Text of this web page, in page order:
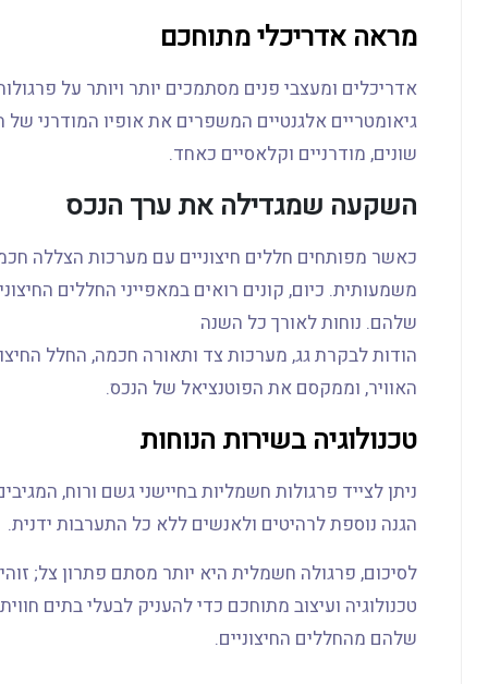
מראה אדריכלי מתוחכם
אדריכלים ומעצבי פנים מסתמכים יותר ויותר על
גיאומטריים אלגנטיים המשפרים את אופיו המודרני של
שונים, מודרניים וקלאסיים כאחד.
השקעה שמגדילה את ערך הנכס
כאשר מפותחים חללים חיצוניים עם מערכות הצללה
משמעותית. כיום, קונים רואים במאפייני החללים
שלהם. נוחות לאורך כל השנה
הודות לבקרת גג, מערכות צד ותאורה חכמה, החלל
האוויר, וממקסם את הפוטנציאל של הנכס.
טכנולוגיה בשירות הנוחות
ניתן לצייד פרגולות חשמליות בחיישני גשם ורוח,
הגנה נוספת לרהיטים ולאנשים ללא כל התערבות ידנית.
לסיכום, פרגולה חשמלית היא יותר מסתם פתרון צל;
טכנולוגיה ועיצוב מתוחכם כדי להעניק לבעלי בתים
שלהם מהחללים החיצוניים.